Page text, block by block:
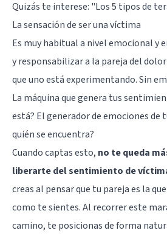
Quizás te interese: "Los 5 tipos de
La sensación de ser una víctima
Es muy habitual a nivel emocional y
y responsabilizar a la pareja del
que uno está experimentando. Sin
La máquina que genera tus
está? El generador de emociones de
quién se encuentra?
Cuando captas esto, no te queda
liberarte del sentimiento de
creas al pensar que tu pareja es la
como te sientes. Al recorrer este
camino, te posicionas de forma